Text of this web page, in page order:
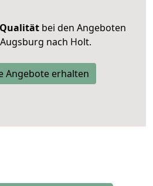
bei den Angeboten
nach Holt.
Angebote erhalten